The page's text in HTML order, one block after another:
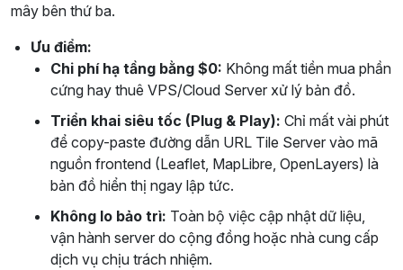
mây bên thứ ba.
Ưu điểm:
Chi phí hạ tầng bằng $0: Không mất tiền mua phần
cứng hay thuê VPS/Cloud Server xử lý bản đồ.
Triển khai siêu tốc (Plug & Play): Chỉ mất vài phút
để copy-paste đường dẫn URL Tile Server vào mã
nguồn frontend (Leaflet, MapLibre, OpenLayers) là
bản đồ hiển thị ngay lập tức.
Không lo bảo trì: Toàn bộ việc cập nhật dữ liệu,
vận hành server do cộng đồng hoặc nhà cung cấp
dịch vụ chịu trách nhiệm.